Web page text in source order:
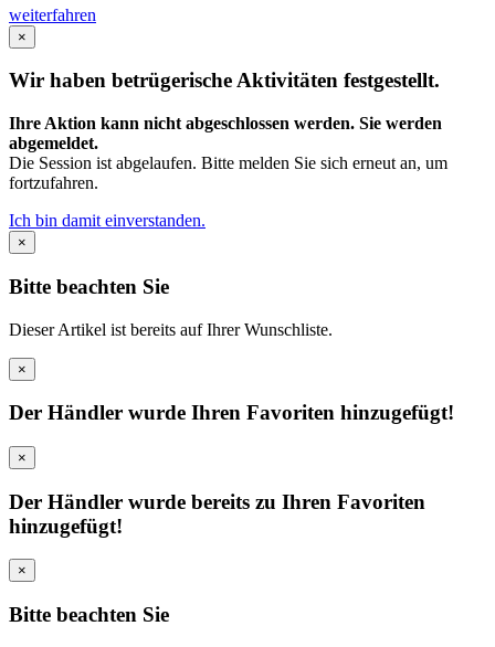
weiterfahren
×
Wir haben betrügerische Aktivitäten festgestellt.
Ihre Aktion kann nicht abgeschlossen werden. Sie werden
abgemeldet.
Die Session ist abgelaufen. Bitte melden Sie sich erneut an, um
fortzufahren.
Ich bin damit einverstanden.
×
Bitte beachten Sie
Dieser Artikel ist bereits auf Ihrer Wunschliste.
×
Der Händler wurde Ihren Favoriten hinzugefügt!
×
Der Händler wurde bereits zu Ihren Favoriten
hinzugefügt!
×
Bitte beachten Sie